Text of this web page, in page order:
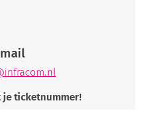
je ticketnummer!